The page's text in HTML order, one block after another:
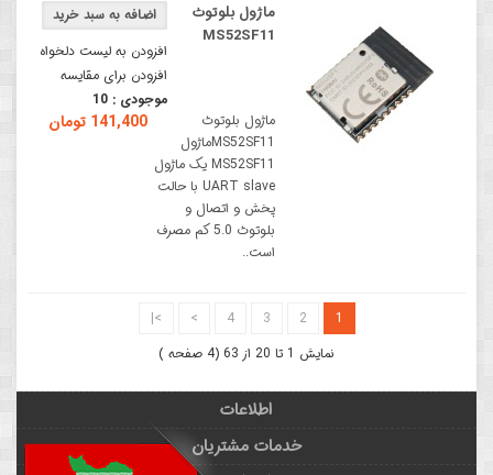
افزودن به لیست دلخواه
افزودن برای مقایسه
موجودی : 10
141,400 تومان
ماژول بلوتوث
MS52SF11
ماژول بلوتوث
MS52SF11ماژول
MS52SF11 یک ماژول
UART slave با حالت
پخش و اتصال و
بلوتوث 5.0 کم مصرف
است..
1
2
3
4
>
>|
نمایش 1 تا 20 از 63 (4 صفحه )
اطلاعات
خدمات مشتریان